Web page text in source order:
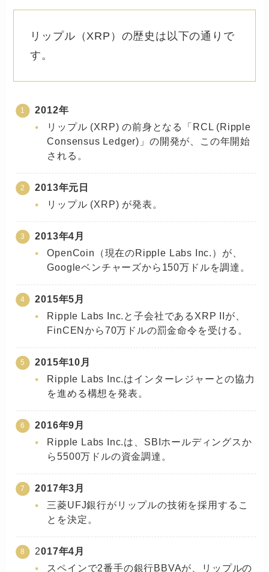
リップル（XRP）の歴史は以下の通りで
す。
2012年
リップル (XRP) の前身となる「RCL (Ripple
Consensus Ledger)」の開発が、この年開始
される。
2013年元日
リップル (XRP) が発表。
2013年4月
OpenCoin（現在のRipple Labs Inc.）が、
Googleベンチャーズから150万ドルを調達。
2015年5月
Ripple Labs Inc.と子会社であるXRP IIが、
FinCENから70万ドルの罰金命令を受ける。
2015年10月
Ripple Labs Inc.はインターレジャーとの協力
を進める構想を発表。
2016年9月
Ripple Labs Inc.は、SBIホールディングスか
ら5500万ドルの資金調達。
2017年3月
三菱UFJ銀行がリップルの技術を採用するこ
とを決定。
2017年4月
スペインで2番手の銀行BBVAが、リップルの